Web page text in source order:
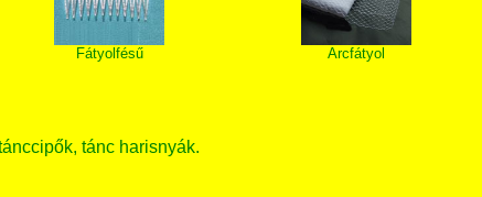
Fátyolfésű Arcfátyol
tánc harisnyák.